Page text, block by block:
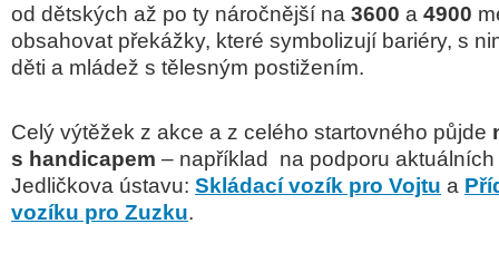
od dětských až po ty náročnější na 3600 a 4900
obsahovat překážky, které symbolizují bariéry, s
děti a mládež s tělesným postižením.
Celý výtěžek z akce a z celého startovného půjde
s handicapem – například na podporu
Jedličkova ústavu: Skládací vozík pro Vojtu a
vozíku pro Zuzku.